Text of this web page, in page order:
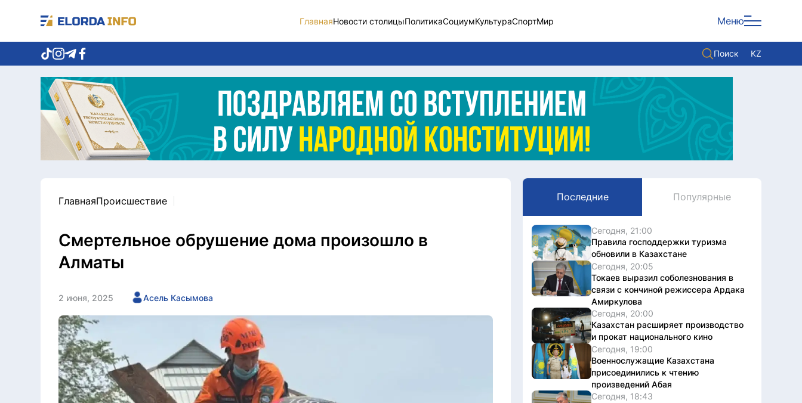
ГлавнаяНовости столицыПолитикаСоциумКультураСпортМир Меню
Поиск KZ
Новости столицы
Политика
Социум
Экономика
Спорт
Культура
Служба Комплаенс
Этический кодекс
Служу стране
ГлавнаяПроисшествие
Смертельное обрушение дома произошло в
Алматы
2 июня, 2025 Асель Касымова
Последние Популярные
Сегодня, 21:00
Правила господдержки туризма
обновили в Казахстане
Сегодня, 20:05
Токаев выразил соболезнования в
связи с кончиной режиссера Ардака
Амиркулова
Сегодня, 20:00
Казахстан расширяет производство
и прокат национального кино
Сегодня, 19:00
Военнослужащие Казахстана
присоединились к чтению
произведений Абая
Сегодня, 18:43